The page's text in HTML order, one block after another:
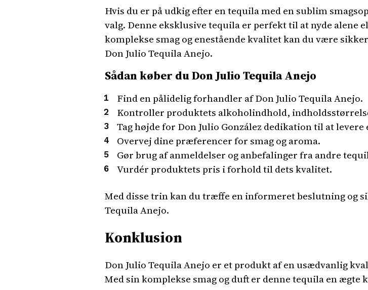
Hvis du er på udkig efter en tequila med en sublim
valg. Denne eksklusive tequila er perfekt til at nyde
komplekse smag og enestående kvalitet kan du være
Don Julio Tequila Anejo.
Sådan køber du Don Julio Tequila Anejo
Find en pålidelig forhandler af Don Julio Tequila Anejo.
Kontroller produktets alkoholindhold,
Tag højde for Don Julio González dedikation til at
Overvej dine præferencer for smag og aroma.
Gør brug af anmeldelser og anbefalinger fra andre
Vurdér produktets pris i forhold til dets kvalitet.
Med disse trin kan du træffe en informeret beslutning og
Tequila Anejo.
Konklusion
Don Julio Tequila Anejo er et produkt af en usædvanlig
Med sin komplekse smag og duft er denne tequila en ægte